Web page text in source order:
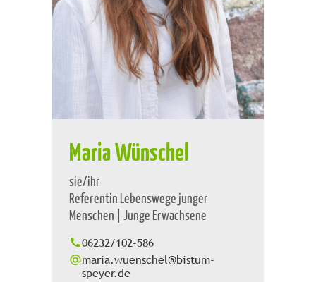
Maria Wünschel
sie/ihr
Referentin Lebenswege junger
Menschen | Junge Erwachsene
06232/102-586
maria.wuenschel@bistum-
speyer.de